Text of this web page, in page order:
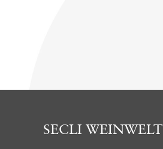
SECLI WEINWELT